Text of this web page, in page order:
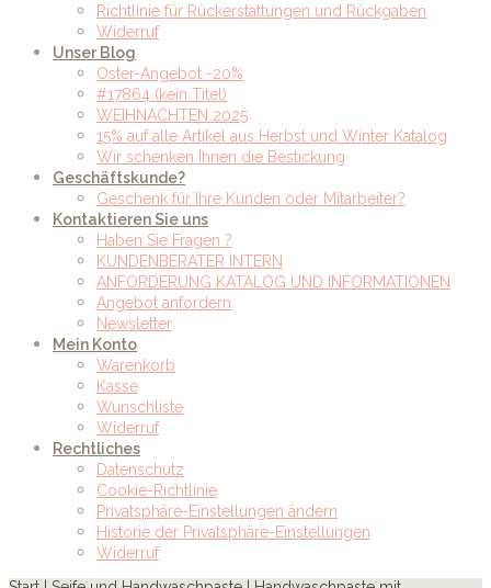
Richtlinie für Rückerstattungen und Rückgaben
Widerruf
Unser Blog
Oster-Angebot -20%
#17864 (kein Titel)
WEIHNACHTEN 2025
15% auf alle Artikel aus Herbst und Winter Katalog
Wir schenken Ihnen die Bestickung
Geschäftskunde?
Geschenk für Ihre Kunden oder Mitarbeiter?
Kontaktieren Sie uns
Haben Sie Fragen ?
KUNDENBERATER INTERN
ANFORDERUNG KATALOG UND INFORMATIONEN
Angebot anfordern
Newsletter
Mein Konto
Warenkorb
Kasse
Wunschliste
Widerruf
Rechtliches
Datenschutz
Cookie-Richtlinie
Privatsphäre-Einstellungen ändern
Historie der Privatsphäre-Einstellungen
Widerruf